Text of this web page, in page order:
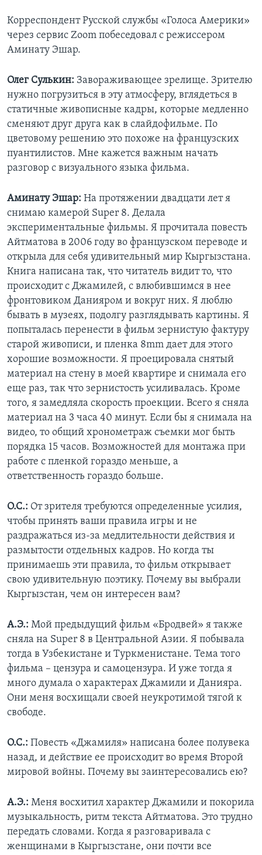
Корреспондент Русской службы «Голоса Америки»
через сервис Zoom побеседовал с режиссером
Аминату Эшар.
Олег Сулькин: Завораживающее зрелище. Зрителю
нужно погрузиться в эту атмосферу, вглядеться в
статичные живописные кадры, которые медленно
сменяют друг друга как в слайдофильме. По
цветовому решению это похоже на французских
пуантилистов. Мне кажется важным начать
разговор с визуального языка фильма.
Аминату Эшар: На протяжении двадцати лет я
снимаю камерой Super 8. Делала
экспериментальные фильмы. Я прочитала повесть
Айтматова в 2006 году во французском переводе и
открыла для себя удивительный мир Кыргызстана.
Книга написана так, что читатель видит то, что
происходит с Джамилей, с влюбившимся в нее
фронтовиком Данияром и вокруг них. Я люблю
бывать в музеях, подолгу разглядывать картины. Я
попыталась перенести в фильм зернистую фактуру
старой живописи, и пленка 8mm дает для этого
хорошие возможности. Я проецировала снятый
материал на стену в моей квартире и снимала его
еще раз, так что зернистость усиливалась. Кроме
того, я замедляла скорость проекции. Всего я сняла
материал на 3 часа 40 минут. Если бы я снимала на
видео, то общий хронометраж съемки мог быть
порядка 15 часов. Возможностей для монтажа при
работе с пленкой гораздо меньше, а
ответственность гораздо больше.
О.С.: От зрителя требуются определенные усилия,
чтобы принять ваши правила игры и не
раздражаться из-за медлительности действия и
размытости отдельных кадров. Но когда ты
принимаешь эти правила, то фильм открывает
свою удивительную поэтику. Почему вы выбрали
Кыргызстан, чем он интересен вам?
А.Э.: Мой предыдущий фильм «Бродвей» я также
сняла на Super 8 в Центральной Азии. Я побывала
тогда в Узбекистане и Туркменистане. Тема того
фильма – цензура и самоцензура. И уже тогда я
много думала о характерах Джамили и Данияра.
Они меня восхищали своей неукротимой тягой к
свободе.
О.С.: Повесть «Джамиля» написана более полувека
назад, и действие ее происходит во время Второй
мировой войны. Почему вы заинтересовались ею?
А.Э.: Меня восхитил характер Джамили и покорила
музыкальность, ритм текста Айтматова. Это трудно
передать словами. Когда я разговаривала с
женщинами в Кыргызстане, они почти все